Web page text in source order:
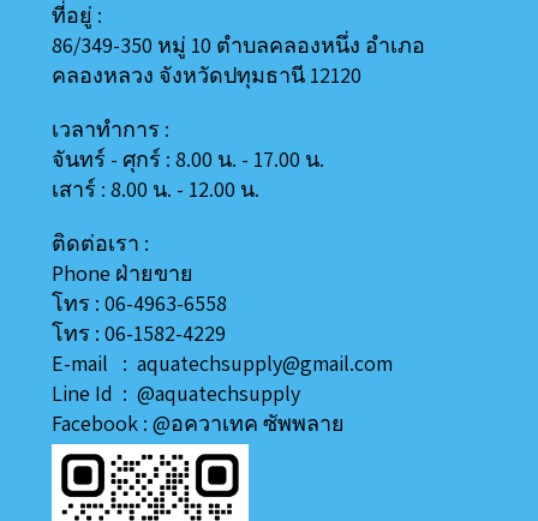
ที่อยู่ :
86/349-350 หมู่ 10 ตำบลคลองหนึ่ง อำเภอ
คลองหลวง จังหวัดปทุมธานี 12120
เวลาทำการ :
จันทร์ - ศุกร์ : 8.00 น. - 17.00 น.
เสาร์ : 8.00 น. - 12.00 น.
ติดต่อเรา :
Phone ฝ่ายขาย
โทร : 06-4963-6558
โทร : 06-1582-4229
E-mail : aquatechsupply@gmail.com
Line Id :@aquatechsupply
Facebook :@อควาเทค ซัพพลาย